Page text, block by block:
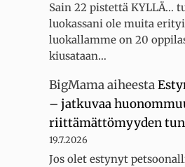
Sain 22 pistettä KYLLÄ...
luokassani ole muita
luokallamme on 20
kiusataan…
BigMamaaiheesta
– jatkuvaa
riittämättömyyden
19.7.2026
Jos olet estynyt